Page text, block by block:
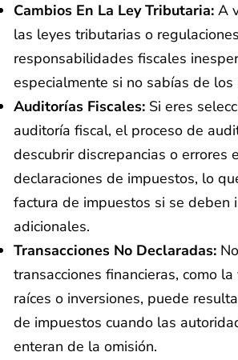
Cambios En La Ley Tributaria: A
las leyes tributarias o
responsabilidades fiscales
especialmente si no sabías de los
Auditorías Fiscales: Si eres
auditoría fiscal, el proceso de
descubrir discrepancias o errores
declaraciones de impuestos, lo
factura de impuestos si se deben
adicionales.
Transacciones No Declaradas:
transacciones financieras, como
raíces o inversiones, puede
de impuestos cuando las
enteran de la omisión.